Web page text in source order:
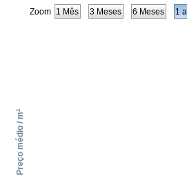
Zoom
Preço médio / m²
1 Mês 3 Meses 6 Meses 1